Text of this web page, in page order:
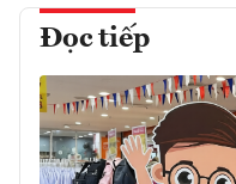
Đọc tiếp